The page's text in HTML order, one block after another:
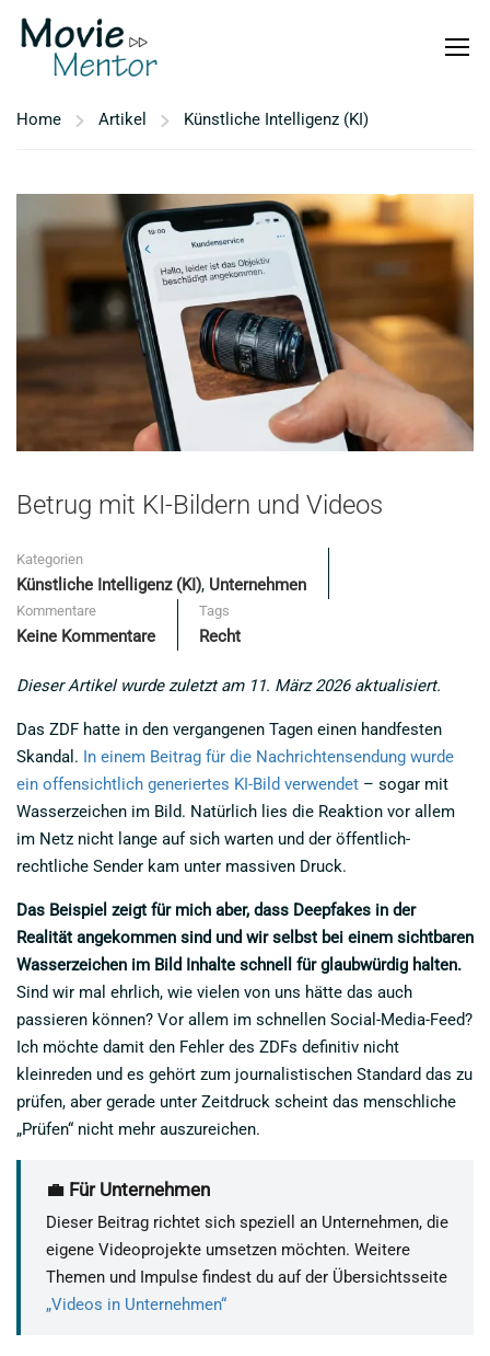
Home Artikel Künstliche Intelligenz (KI)
Betrug mit KI-Bildern und Videos
Kategorien
Künstliche Intelligenz (KI), Unternehmen
Kommentare
Keine Kommentare
Tags
Recht
Dieser Artikel wurde zuletzt am 11. März 2026 aktualisiert.
Das ZDF hatte in den vergangenen Tagen einen handfesten
Skandal. In einem Beitrag für die Nachrichtensendung wurde
ein offensichtlich generiertes KI-Bild verwendet – sogar mit
Wasserzeichen im Bild. Natürlich lies die Reaktion vor allem
im Netz nicht lange auf sich warten und der öffentlich-
rechtliche Sender kam unter massiven Druck.
Das Beispiel zeigt für mich aber, dass Deepfakes in der
Realität angekommen sind und wir selbst bei einem sichtbaren
Wasserzeichen im Bild Inhalte schnell für glaubwürdig halten.
Sind wir mal ehrlich, wie vielen von uns hätte das auch
passieren können? Vor allem im schnellen Social-Media-Feed?
Ich möchte damit den Fehler des ZDFs definitiv nicht
kleinreden und es gehört zum journalistischen Standard das zu
prüfen, aber gerade unter Zeitdruck scheint das menschliche
„Prüfen“ nicht mehr auszureichen.
💼 Für Unternehmen
Dieser Beitrag richtet sich speziell an Unternehmen, die
eigene Videoprojekte umsetzen möchten. Weitere
Themen und Impulse findest du auf der Übersichtsseite
„Videos in Unternehmen“